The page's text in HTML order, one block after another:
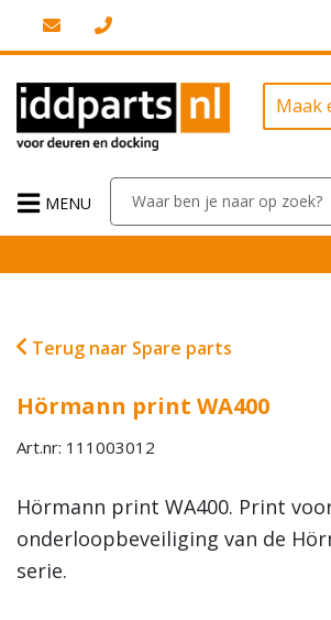
Maak
MENU
Terug naar Spare parts
Hörmann print WA400
Art.nr: 111003012
Hörmann print WA400. Print
onderloopbeveiliging van de
serie.